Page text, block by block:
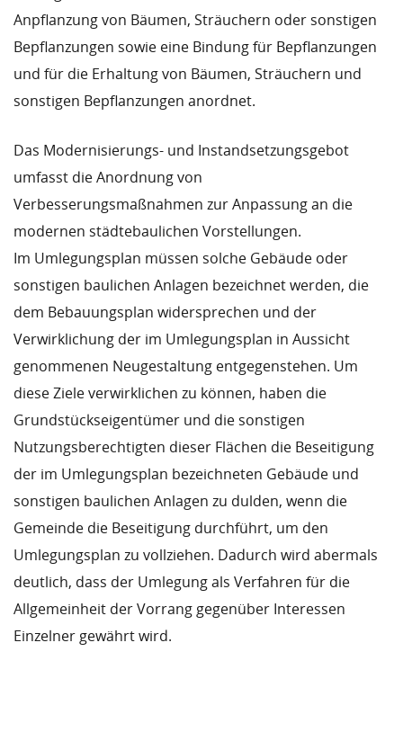
Anpflanzung von Bäumen, Sträuchern oder sonstigen
Bepflanzungen sowie eine Bindung für Bepflanzungen
und für die Erhaltung von Bäumen, Sträuchern und
sonstigen Bepflanzungen anordnet.
Das Modernisierungs- und Instandsetzungsgebot
umfasst die Anordnung von
Verbesserungsmaßnahmen zur Anpassung an die
modernen städtebaulichen Vorstellungen.
Im Umlegungsplan müssen solche Gebäude oder
sonstigen baulichen Anlagen bezeichnet werden, die
dem Bebauungsplan widersprechen und der
Verwirklichung der im Umlegungsplan in Aussicht
genommenen Neugestaltung entgegenstehen. Um
diese Ziele verwirklichen zu können, haben die
Grundstückseigentümer und die sonstigen
Nutzungsberechtigten dieser Flächen die Beseitigung
der im Umlegungsplan bezeichneten Gebäude und
sonstigen baulichen Anlagen zu dulden, wenn die
Gemeinde die Beseitigung durchführt, um den
Umlegungsplan zu vollziehen. Dadurch wird abermals
deutlich, dass der Umlegung als Verfahren für die
Allgemeinheit der Vorrang gegenüber Interessen
Einzelner gewährt wird.